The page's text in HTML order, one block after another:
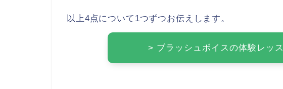
以上4点について1つずつお伝えします。
> ブラッシュボイスの体験レッ